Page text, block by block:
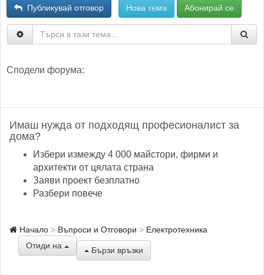
Публикувай отговор Нова тема Абонирай се
Сподели форума:
Имаш нужда от подходящ професионалист за
дома?
Избери измежду 4 000 майстори, фирми и
архитекти от цялата страна
Заяви проект безплатно
Разбери повече
Начало Въпроси и Отговори
Електротехника
Отиди на
Бързи връзки